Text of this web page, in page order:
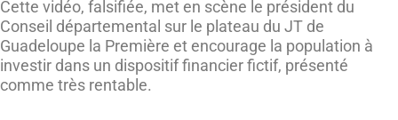
Cette vidéo, falsifiée, met en scène le président du
Conseil départemental sur le plateau du JT de
Guadeloupe la Première et encourage la population à
investir dans un dispositif financier fictif, présenté
comme très rentable.